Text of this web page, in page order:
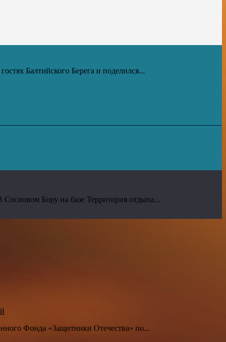
Балтийского Берега и поделился...
Бору на базе Территория отдыха...
Фонда «Защитники Отечества» по...